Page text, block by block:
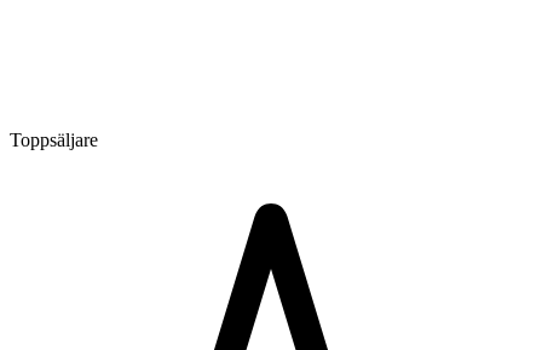
Toppsäljare